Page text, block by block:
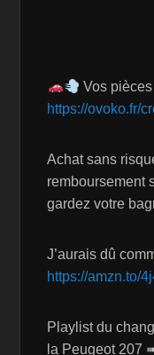
Vos
https://ovoko.fr/
Achat sans
remboursement
gardez votre
J’aurais dû
https://amzn.to/
Playlist du
la Peugeot 207